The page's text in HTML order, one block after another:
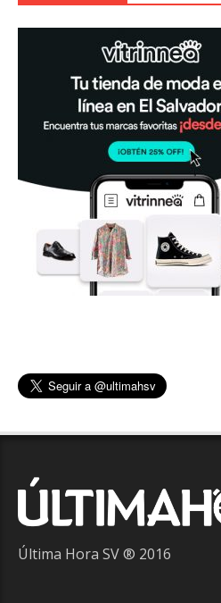
Última Hora SV ® 2016